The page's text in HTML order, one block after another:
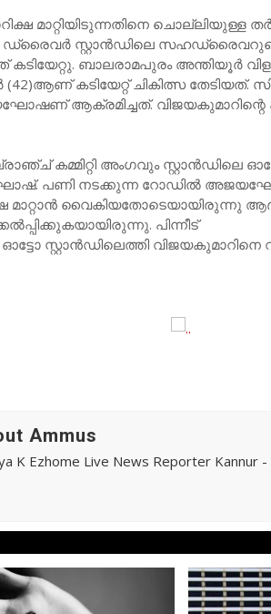
മാറ്റിയിടുന്നതിനെ ചൊല്ലിയുള്ള
ഡ്രൈവർ സ്റ്റാൻഡിലെ സഹഡ്രൈവറുടെ
കടിയേറ്റു. ബാലരാമപുരം അന്തിയൂർ
(42)ആണ് കടിയേറ്റ് ചികിത്സ
ആക്രമിച്ചത്.
കമ്മിറ്റി അംഗവും സ്റ്റാൻഡിലെ
പണി നടക്കുന്ന റോഡിൽ
മാറ്റാൻ വൈകിയതോടെയായിരുന്നു
പിന്നീട്
സ്റ്റാൻഡിലെത്തി
Ammus
K Ezhome Live News Reporter Kannur -